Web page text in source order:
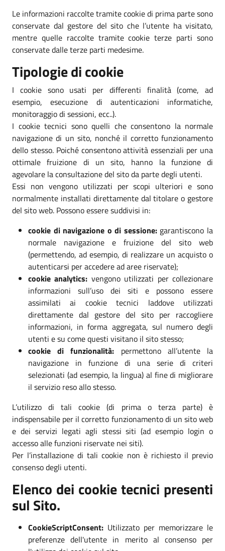
Le informazioni raccolte tramite cookie di prima parte sono
conservate dal gestore del sito che l’utente ha visitato,
mentre quelle raccolte tramite cookie terze parti sono
conservate dalle terze parti medesime.
Tipologie di cookie
I cookie sono usati per differenti finalità (come, ad
esempio, esecuzione di autenticazioni informatiche,
monitoraggio di sessioni, ecc..).
I cookie tecnici sono quelli che consentono la normale
navigazione di un sito, nonché il corretto funzionamento
dello stesso. Poiché consentono attività essenziali per una
ottimale fruizione di un sito, hanno la funzione di
agevolare la consultazione del sito da parte degli utenti.
Essi non vengono utilizzati per scopi ulteriori e sono
normalmente installati direttamente dal titolare o gestore
del sito web. Possono essere suddivisi in:
cookie di navigazione o di sessione:garantiscono la
normale navigazione e fruizione del sito web
(permettendo, ad esempio, di realizzare un acquisto o
autenticarsi per accedere ad aree riservate);
cookie analytics: vengono utilizzati per collezionare
informazioni sull’uso dei siti e possono essere
assimilati ai cookie tecnici laddove utilizzati
direttamente dal gestore del sito per raccogliere
informazioni, in forma aggregata, sul numero degli
utenti e su come questi visitano il sito stesso;
cookie di funzionalità: permettono all’utente la
navigazione in funzione di una serie di criteri
selezionati (ad esempio, la lingua) al fine di migliorare
il servizio reso allo stesso.
L’utilizzo di tali cookie (di prima o terza parte) è
indispensabile per il corretto funzionamento di un sito web
e dei servizi legati agli stessi siti (ad esempio login o
accesso alle funzioni riservate nei siti).
Per l’installazione di tali cookie non è richiesto il previo
consenso degli utenti.
Elenco dei cookie tecnici presenti
sul Sito.
CookieScriptConsent: Utilizzato per memorizzare le
preferenze dell'utente in merito al consenso per